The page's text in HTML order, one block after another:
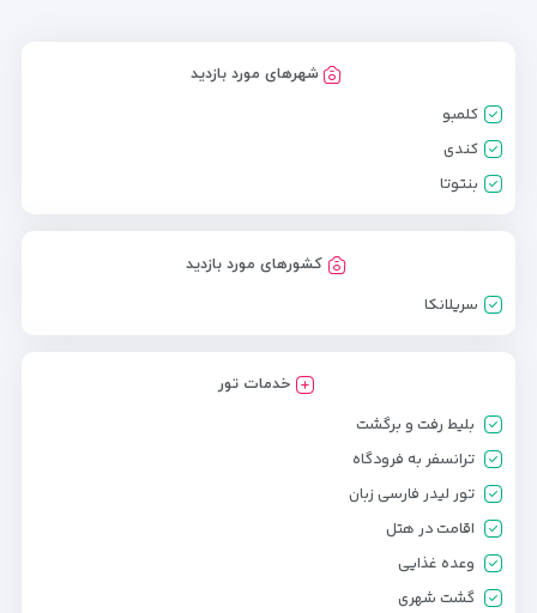
شهرهای مورد بازدید
کلمبو
کندی
بنتوتا
کشورهای مورد بازدید
سریلانکا
خدمات تور
بلیط رفت و برگشت
ترانسفر به فرودگاه
تور لیدر فارسی زبان
اقامت در هتل
وعده غذایی
گشت شهری